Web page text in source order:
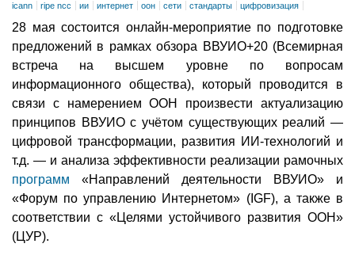
icann ripe ncc ии интернет оон сети стандарты цифровизация
28 мая состоится онлайн-мероприятие по подготовке
предложений в рамках обзора ВВУИО+20 (Всемирная
встреча на высшем уровне по вопросам
информационного общества), который проводится в
связи с намерением ООН произвести актуализацию
принципов ВВУИО с учётом существующих реалий —
цифровой трансформации, развития ИИ-технологий и
т.д. — и анализа эффективности реализации рамочных
программ «Направлений деятельности ВВУИО» и
«Форум по управлению Интернетом» (IGF), а также в
соответствии с «Целями устойчивого развития ООН»
(ЦУР).